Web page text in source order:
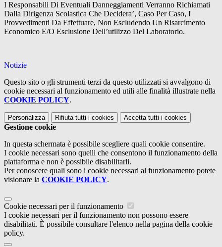
I Responsabili Di Eventuali Danneggiamenti Verranno Richiamati
Dalla Dirigenza Scolastica Che Decidera’, Caso Per Caso, I
Provvedimenti Da Effettuare, Non Escludendo Un Risarcimento
Economico E/O Esclusione Dell’utilizzo Del Laboratorio.
Notizie
Questo sito o gli strumenti terzi da questo utilizzati si avvalgono di
cookie necessari al funzionamento ed utili alle finalità illustrate nella
COOKIE POLICY.
Personalizza Rifiuta tutti i cookies Accetta tutti i cookies
Gestione cookie
In questa schermata è possibile scegliere quali cookie consentire.
I cookie necessari sono quelli che consentono il funzionamento della
piattaforma e non è possibile disabilitarli.
Per conoscere quali sono i cookie necessari al funzionamento potete
visionare la COOKIE POLICY.
Cookie necessari per il funzionamento
I cookie necessari per il funzionamento non possono essere
disabilitati. È possibile consultare l'elenco nella pagina della cookie
policy.